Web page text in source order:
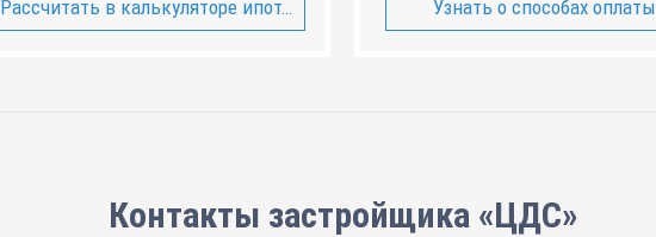
Рассчитать в калькуляторе ипотеки Узнать о способах оплаты
Контакты застройщика «ЦДС»